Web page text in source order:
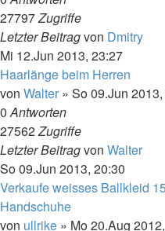
27797Zugriffe
Letzter Beitragvon Dmitry
Mi 12.Jun 2013, 23:27
Haarlänge beim Herren
von Walter » So 09.Jun
0Antworten
27562Zugriffe
Letzter Beitragvon Walter
So 09.Jun 2013, 20:30
Verkaufe weisses Ballkleid
Handschuhe
von ullrike » Mo 20.Aug